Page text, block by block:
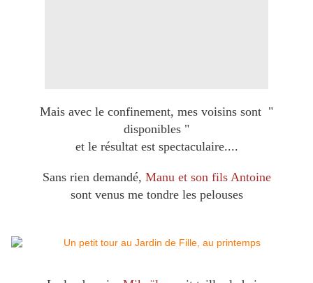
Mais avec le confinement, mes voisins sont "
disponibles "
et le résultat est spectaculaire....
Sans rien demandé, Manu et son fils Antoine
sont venus me tondre les pelouses